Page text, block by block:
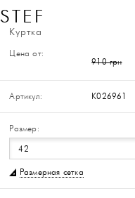
STEF
Куртка
Цена от:
910 грн
Артикул: K026961
Размер:
42
Размерная сетка